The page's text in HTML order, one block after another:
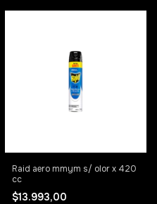
Raid aero mmym s/ olor x 420
cc
$13.993,00